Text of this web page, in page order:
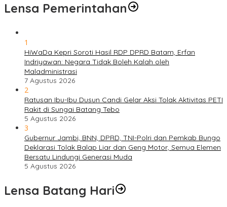
Lensa Pemerintahan
1
HiWaDa Kepri Soroti Hasil RDP DPRD Batam, Erfan
Indriyawan: Negara Tidak Boleh Kalah oleh
Maladministrasi
7 Agustus 2026
2
Ratusan Ibu-Ibu Dusun Candi Gelar Aksi Tolak Aktivitas PETI
Rakit di Sungai Batang Tebo
5 Agustus 2026
3
Gubernur Jambi, BNN, DPRD, TNI-Polri dan Pemkab Bungo
Deklarasi Tolak Balap Liar dan Geng Motor, Semua Elemen
Bersatu Lindungi Generasi Muda
5 Agustus 2026
Lensa Batang Hari